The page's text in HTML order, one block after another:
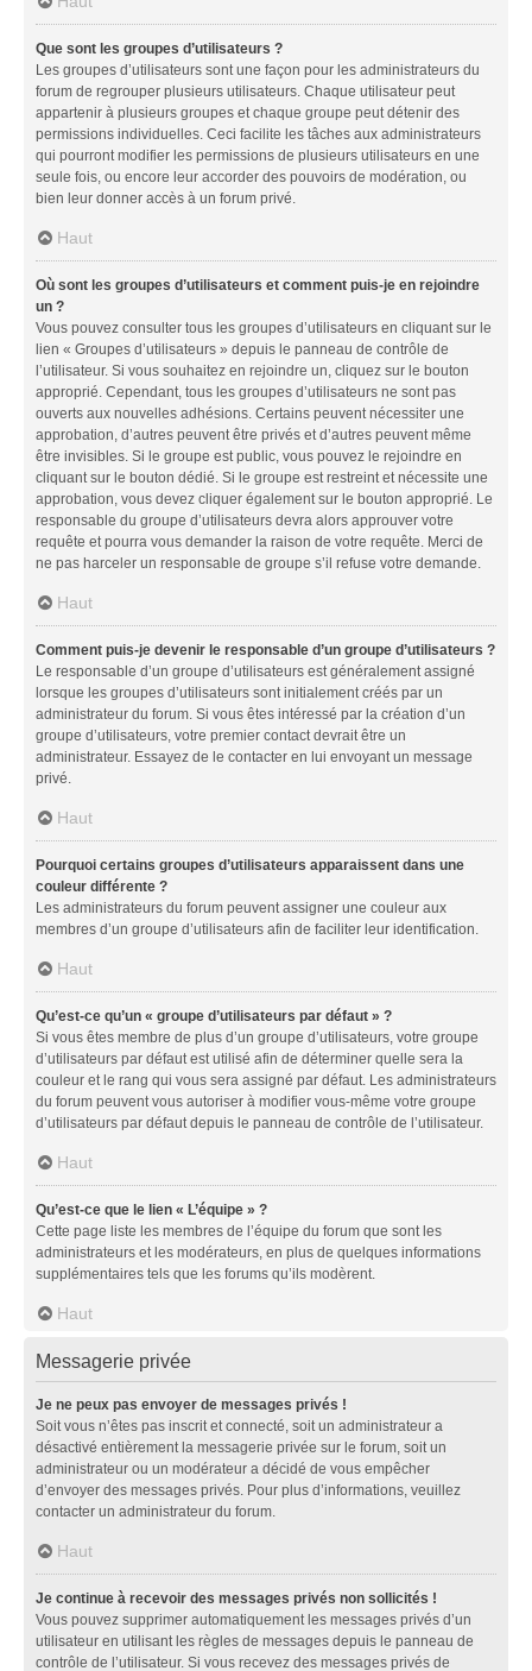
Que sont les groupes d’utilisateurs ?
Les groupes d’utilisateurs sont une façon pour les administrateurs du
forum de regrouper plusieurs utilisateurs. Chaque utilisateur peut
appartenir à plusieurs groupes et chaque groupe peut détenir des
permissions individuelles. Ceci facilite les tâches aux administrateurs
qui pourront modifier les permissions de plusieurs utilisateurs en une
seule fois, ou encore leur accorder des pouvoirs de modération, ou
bien leur donner accès à un forum privé.
Haut
Où sont les groupes d’utilisateurs et comment puis-je en rejoindre
un ?
Vous pouvez consulter tous les groupes d’utilisateurs en cliquant sur le
lien « Groupes d’utilisateurs » depuis le panneau de contrôle de
l’utilisateur. Si vous souhaitez en rejoindre un, cliquez sur le bouton
approprié. Cependant, tous les groupes d’utilisateurs ne sont pas
ouverts aux nouvelles adhésions. Certains peuvent nécessiter une
approbation, d’autres peuvent être privés et d’autres peuvent même
être invisibles. Si le groupe est public, vous pouvez le rejoindre en
cliquant sur le bouton dédié. Si le groupe est restreint et nécessite une
approbation, vous devez cliquer également sur le bouton approprié. Le
responsable du groupe d’utilisateurs devra alors approuver votre
requête et pourra vous demander la raison de votre requête. Merci de
ne pas harceler un responsable de groupe s’il refuse votre demande.
Haut
Comment puis-je devenir le responsable d’un groupe d’utilisateurs ?
Le responsable d’un groupe d’utilisateurs est généralement assigné
lorsque les groupes d’utilisateurs sont initialement créés par un
administrateur du forum. Si vous êtes intéressé par la création d’un
groupe d’utilisateurs, votre premier contact devrait être un
administrateur. Essayez de le contacter en lui envoyant un message
privé.
Haut
Pourquoi certains groupes d’utilisateurs apparaissent dans une
couleur différente ?
Les administrateurs du forum peuvent assigner une couleur aux
membres d’un groupe d’utilisateurs afin de faciliter leur identification.
Haut
Qu’est-ce qu’un « groupe d’utilisateurs par défaut » ?
Si vous êtes membre de plus d’un groupe d’utilisateurs, votre groupe
d’utilisateurs par défaut est utilisé afin de déterminer quelle sera la
couleur et le rang qui vous sera assigné par défaut. Les administrateurs
du forum peuvent vous autoriser à modifier vous-même votre groupe
d’utilisateurs par défaut depuis le panneau de contrôle de l’utilisateur.
Haut
Qu’est-ce que le lien « L’équipe » ?
Cette page liste les membres de l’équipe du forum que sont les
administrateurs et les modérateurs, en plus de quelques informations
supplémentaires tels que les forums qu’ils modèrent.
Haut
Messagerie privée
Je ne peux pas envoyer de messages privés !
Soit vous n’êtes pas inscrit et connecté, soit un administrateur a
désactivé entièrement la messagerie privée sur le forum, soit un
administrateur ou un modérateur a décidé de vous empêcher
d’envoyer des messages privés. Pour plus d’informations, veuillez
contacter un administrateur du forum.
Haut
Je continue à recevoir des messages privés non sollicités !
Vous pouvez supprimer automatiquement les messages privés d’un
utilisateur en utilisant les règles de messages depuis le panneau de
contrôle de l’utilisateur. Si vous recevez des messages privés de